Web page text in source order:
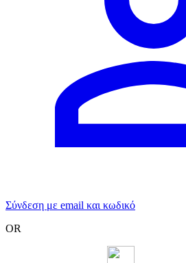
Σύνδεση με email και κωδικό
OR